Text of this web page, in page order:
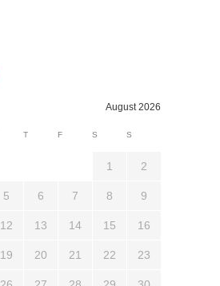
August 2026
T F S S
1 2
5 6 7 8 9
12 13 14 15 16
19 20 21 22 23